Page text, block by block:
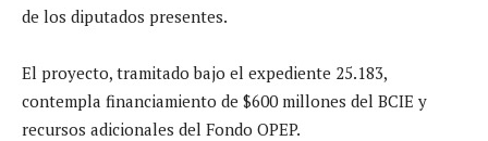
de los diputados presentes.
El proyecto, tramitado bajo el expediente 25.183,
contempla financiamiento de $600 millones del BCIE y
recursos adicionales del Fondo OPEP.